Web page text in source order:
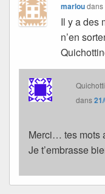
marloudans
Il y a des
n’en
dans
Merci… tes mots
Je t’embrasse